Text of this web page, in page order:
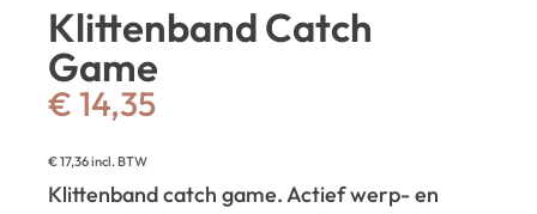
Klittenband Catch
Game
€ 14,35
€17,36incl. BTW
Klittenband catch game. Actief werp- en